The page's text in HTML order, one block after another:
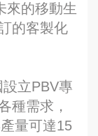
來的移動生
的客製化
立PBV專
種需求，
量可達15